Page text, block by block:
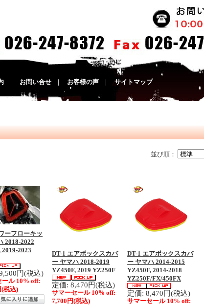
お問い合せ お客様の声 サイトマップ
並び順：
ーフローキッ
2018-2022
2019-2023
円(税込)
ール 10% off:
(税込)
DT-1 エアボックスカバ
ー ヤマハ 2018-2019
YZ450F, 2019 YZ250F
定価: 8,470円(税込)
サマーセール 10% off:
7,700円(税込)
DT-1 エアボックスカバ
ー ヤマハ 2014-2015
YZ450F, 2014-2018
YZ250F/FX/450FX
定価: 8,470円(税込)
サマーセール 10% off: